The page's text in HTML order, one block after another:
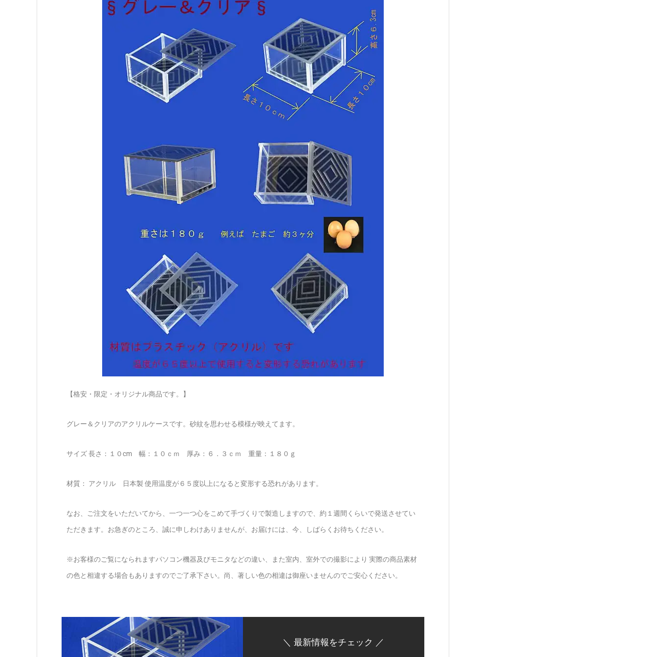
【格安・限定・オリジナル商品です。】
グレー＆クリアのアクリルケースです。砂紋を思わせる模様が映えてます。
サイズ 長さ：１０cm 幅：１０ｃｍ 厚み：６．３ｃｍ 重量：１８０ｇ
材質： アクリル 日本製 使用温度が６５度以上になると変形する恐れがあります。
なお、ご注文をいただいてから、一つ一つ心をこめて手づくりで製造しますので、約１週間くらいで発送させてい
ただきます。お急ぎのところ、誠に申しわけありませんが、お届けには、今、しばらくお待ちください。
※お客様のご覧になられますパソコン機器及びモニタなどの違い、また室内、室外での撮影により 実際の商品素材
の色と相違する場合もありますのでご了承下さい。尚、著しい色の相違は御座いませんのでご安心ください。
＼ 最新情報をチェック ／